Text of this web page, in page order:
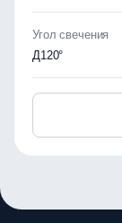
Угол свечения
Д120°